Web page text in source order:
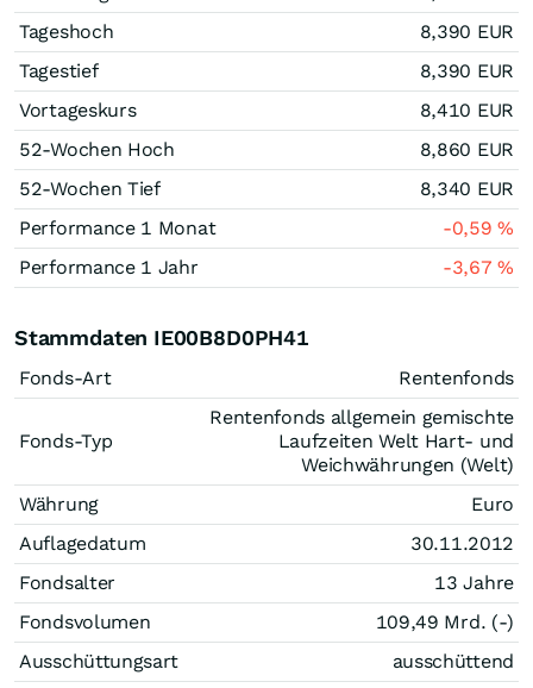
Tageshoch
8,390 EUR
Tagestief
8,390 EUR
Vortageskurs
8,410 EUR
52-Wochen Hoch
8,860 EUR
52-Wochen Tief
8,340 EUR
Performance 1 Monat
-0,59%
Performance 1 Jahr
-3,67%
Stammdaten IE00B8D0PH41
Fonds-Art Rentenfonds
Fonds-Typ
Rentenfonds allgemein gemischte
Laufzeiten Welt Hart- und
Weichwährungen (Welt)
Währung
Euro
Auflagedatum
30.11.2012
Fondsalter
13 Jahre
Fondsvolumen
109,49 Mrd. (-)
Ausschüttungsart
ausschüttend